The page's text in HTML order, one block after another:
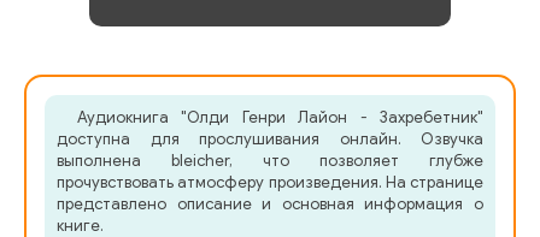
Аудиокнига "Олди Генри Лайон - Захребетник"
доступна для прослушивания онлайн. Озвучка
выполнена bleicher, что позволяет глубже
прочувствовать атмосферу произведения. На странице
представлено описание и основная информация о
книге.